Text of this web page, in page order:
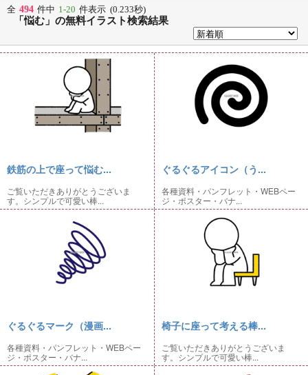
全 494 件中 1-20 件表示 (0.233秒)
「悩む」の無料イラスト検索結果
鉄筋の上で座って悩む...
ご覧いただきありがとうございま
す。シンプルで可愛い棒...
ぐるぐるアイコン（う...
各種資料・パンフレット・WEBペー
ジ・ポスター・バナ...
ぐるぐるマーク（漫画...
各種資料・パンフレット・WEBペー
ジ・ポスター・バナ...
椅子に座って考える棒...
ご覧いただきありがとうございま
す。シンプルで可愛い棒...